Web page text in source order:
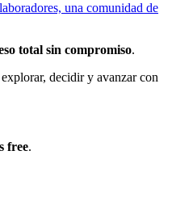
una comunidad de
total sin compromiso.
decidir y avanzar con
free.